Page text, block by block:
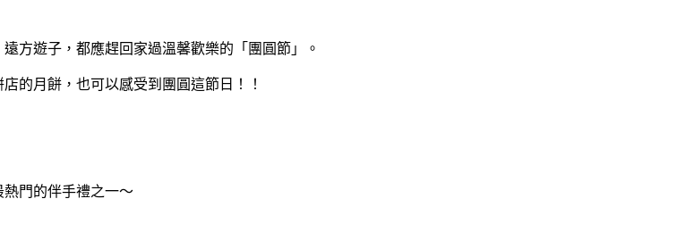
遊子，都應趕回家過溫馨歡樂的「團圓節」。
月餅，也可以感受到團圓這節日！！
門的伴手禮之一～